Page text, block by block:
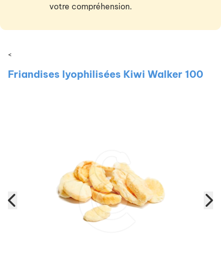
votre compréhension.
<
Friandises lyophilisées Kiwi Walker 100